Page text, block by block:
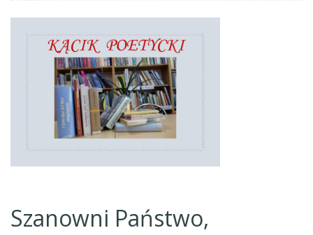
Szanowni Państwo,